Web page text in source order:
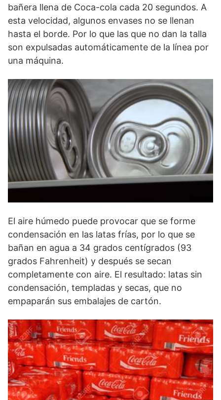
bañera llena de Coca-cola cada 20 segundos. A
esta velocidad, algunos envases no se llenan
hasta el borde. Por lo que las que no dan la talla
son expulsadas automáticamente de la línea por
una máquina.
El aire húmedo puede provocar que se forme
condensación en las latas frías, por lo que se
bañan en agua a 34 grados centígrados (93
grados Fahrenheit) y después se secan
completamente con aire. El resultado: latas sin
condensación, templadas y secas, que no
empaparán sus embalajes de cartón.